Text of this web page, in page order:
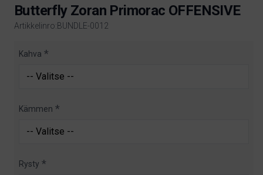
Butterfly Zoran Primorac OFFENSIVE
Artikkelinro:BUNDLE-0012
Product information
Kahva
Kämmen
Rysty